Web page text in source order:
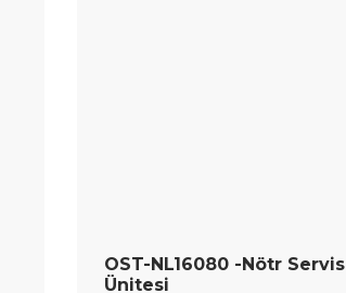
OST-NL16080 -Nötr Servis
Ünitesi